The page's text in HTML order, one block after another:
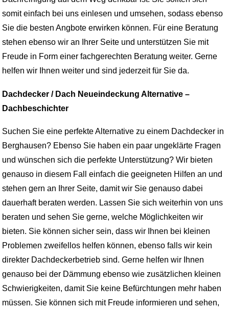
somit einfach bei uns einlesen und umsehen, sodass ebenso
Sie die besten Angbote erwirken können. Für eine Beratung
stehen ebenso wir an Ihrer Seite und unterstützen Sie mit
Freude in Form einer fachgerechten Beratung weiter. Gerne
helfen wir Ihnen weiter und sind jederzeit für Sie da.
Dachdecker / Dach Neueindeckung Alternative –
Dachbeschichter
Suchen Sie eine perfekte Alternative zu einem Dachdecker in
Berghausen? Ebenso Sie haben ein paar ungeklärte Fragen
und wünschen sich die perfekte Unterstützung? Wir bieten
genauso in diesem Fall einfach die geeigneten Hilfen an und
stehen gern an Ihrer Seite, damit wir Sie genauso dabei
dauerhaft beraten werden. Lassen Sie sich weiterhin von uns
beraten und sehen Sie gerne, welche Möglichkeiten wir
bieten. Sie können sicher sein, dass wir Ihnen bei kleinen
Problemen zweifellos helfen können, ebenso falls wir kein
direkter Dachdeckerbetrieb sind. Gerne helfen wir Ihnen
genauso bei der Dämmung ebenso wie zusätzlichen kleinen
Schwierigkeiten, damit Sie keine Befürchtungen mehr haben
müssen. Sie können sich mit Freude informieren und sehen,